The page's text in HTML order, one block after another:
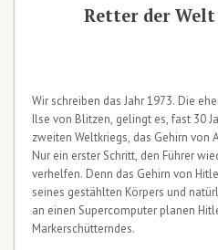
Retter der Welt
Wir schreiben das Jahr 1973. Die
Ilse von Blitzen, gelingt es, fast 30
zweiten Weltkriegs, das Gehirn
Nur ein erster Schritt, den Führer
verhelfen. Denn das Gehirn von
seines gestählten Körpers und
an einen Supercomputer planen
Markerschütterndes.